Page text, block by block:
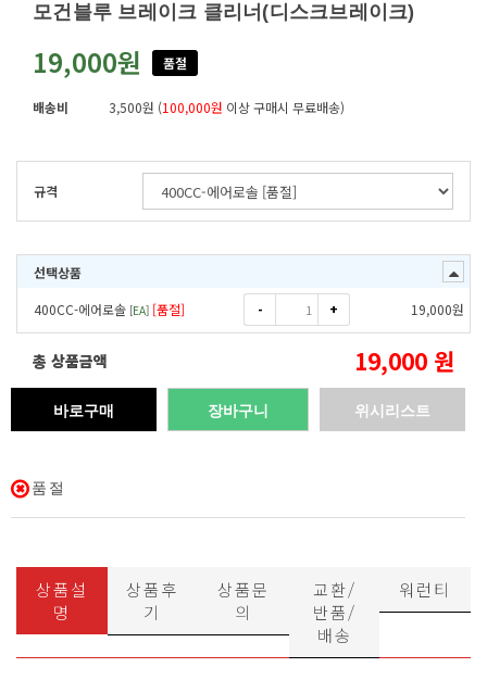
모건블루 브레이크 클리너(디스크브레이크)
19,000원 품절
배송비 3,500원 (100,000원 이상 구매시 무료배송)
규격
선택상품
400CC-에어로솔 [EA] [품절] - + 19,000원
총 상품금액 19,000 원
바로구매 장바구니 위시리스트
품절
상품설
명
상품후
기
상품문
의
교환/
반품/
배송
워런티